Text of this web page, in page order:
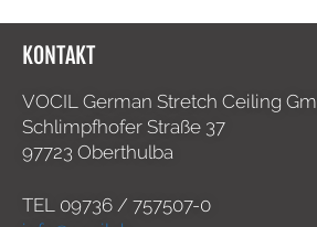
KONTAKT
VOCIL German Stretch Ceiling
Schlimpfhofer Straße 37
97723 Oberthulba
TEL 09736 / 757507-0